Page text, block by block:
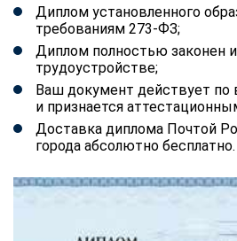
Диплом установленного
требованиям 273-ФЗ;
Диплом полностью законен
трудоустройстве;
Ваш документ действует по
и признается
Доставка диплома Почтой
города абсолютно бесплатно.